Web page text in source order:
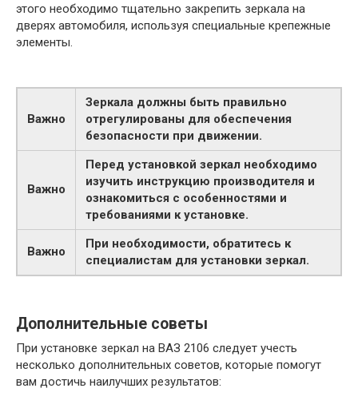
этого необходимо тщательно закрепить зеркала на
дверях автомобиля, используя специальные крепежные
элементы.
Важно
Зеркала должны быть правильно
отрегулированы для обеспечения
безопасности при движении.
Важно
Перед установкой зеркал необходимо
изучить инструкцию производителя и
ознакомиться с особенностями и
требованиями к установке.
Важно
При необходимости, обратитесь к
специалистам для установки зеркал.
Дополнительные советы
При установке зеркал на ВАЗ 2106 следует учесть
несколько дополнительных советов, которые помогут
вам достичь наилучших результатов: